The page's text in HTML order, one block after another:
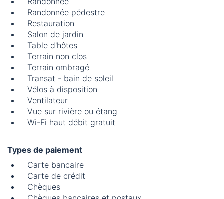
Randonnée pédestre
Restauration
Salon de jardin
Table d'hôtes
Terrain non clos
Terrain ombragé
Transat - bain de soleil
Vélos à disposition
Ventilateur
Vue sur rivière ou étang
Wi-Fi haut débit gratuit
Types de paiement
Carte bancaire
Carte de crédit
Chèques